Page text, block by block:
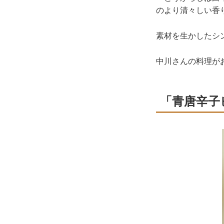
のより清々しい香
素材を生かしたシ
中川さんの料理が
「青唐辛